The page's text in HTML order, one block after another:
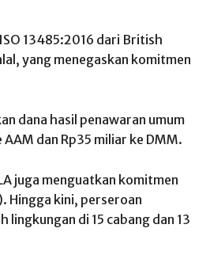
13485:2016 dari British
yang menegaskan komitmen
dana hasil penawaran umum
dan Rp35 miliar ke DMM.
juga menguatkan komitmen
Hingga kini, perseroan
di 15 cabang dan 13